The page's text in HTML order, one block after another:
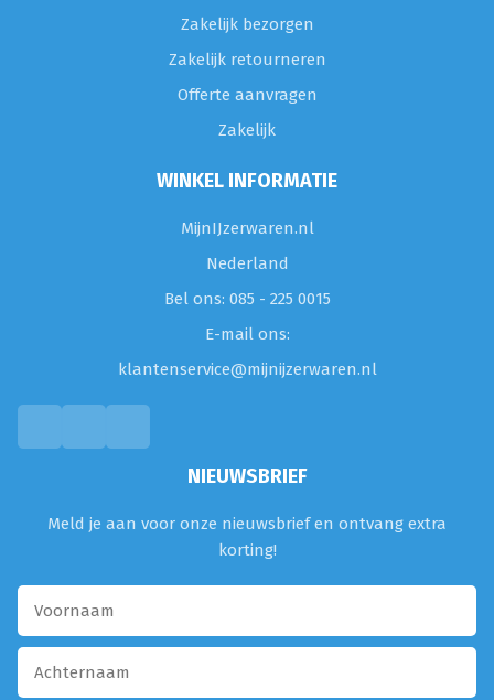
Zakelijk bezorgen
Zakelijk retourneren
Offerte aanvragen
Zakelijk
WINKEL INFORMATIE
MijnIJzerwaren.nl
Nederland
Bel ons: 085 - 225 0015
E-mail ons:
klantenservice@mijnijzerwaren.nl
NIEUWSBRIEF
Meld je aan voor onze nieuwsbrief en ontvang extra
korting!